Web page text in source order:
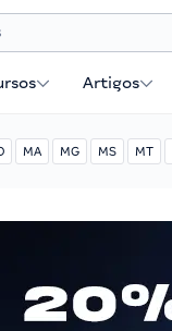
Artigos
MA MG MS MT